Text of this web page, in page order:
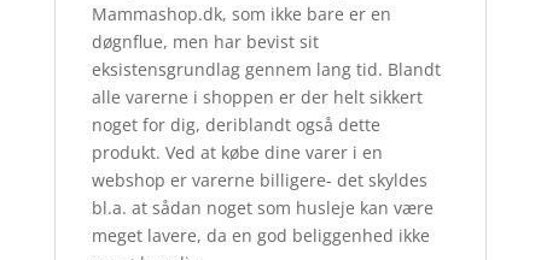
Mammashop.dk, som ikke bare er en
døgnflue, men har bevist sit
eksistensgrundlag gennem lang tid. Blandt
alle varerne i shoppen er der helt sikkert
noget for dig, deriblandt også dette
produkt. Ved at købe dine varer i en
webshop er varerne billigere- det skyldes
bl.a. at sådan noget som husleje kan være
meget lavere, da en god beliggenhed ikke